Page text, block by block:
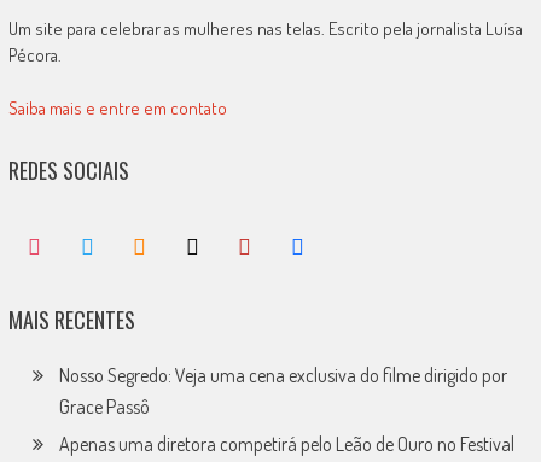
Um site para celebrar as mulheres nas telas. Escrito pela jornalista Luísa
Pécora.
Saiba mais e entre em contato
REDES SOCIAIS
MAIS RECENTES
Nosso Segredo: Veja uma cena exclusiva do filme dirigido por
Grace Passô
Apenas uma diretora competirá pelo Leão de Ouro no Festival